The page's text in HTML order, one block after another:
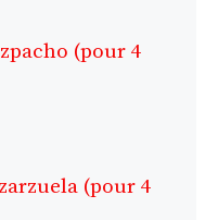
(pour 4
(pour 4